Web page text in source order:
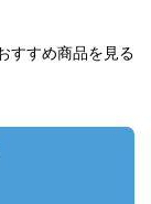
すすめ商品を見る